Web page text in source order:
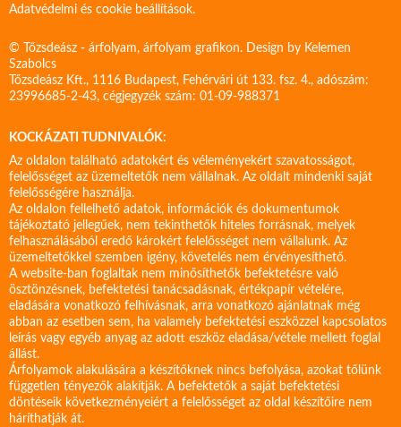
Adatvédelmi és cookie beállítások.
© Tőzsdeász - árfolyam, árfolyam grafikon. Design by Kelemen
Szabolcs
Tőzsdeász Kft., 1116 Budapest, Fehérvári út 133. fsz. 4., adószám:
23996685-2-43, cégjegyzék szám: 01-09-988371
KOCKÁZATI TUDNIVALÓK:
Az oldalon található adatokért és véleményekért szavatosságot,
felelősséget az üzemeltetők nem vállalnak. Az oldalt mindenki saját
felelősségére használja.
Az oldalon fellelhető adatok, információk és dokumentumok
tájékoztató jellegűek, nem tekinthetők hiteles forrásnak, melyek
felhasználásából eredő károkért felelősséget nem vállalunk. Az
üzemeltetőkkel szemben igény, követelés nem érvényesíthető.
A website-ban foglaltak nem minősíthetők befektetésre való
ösztönzésnek, befektetési tanácsadásnak, értékpapír vételére,
eladására vonatkozó felhívásnak, arra vonatkozó ajánlatnak még
abban az esetben sem, ha valamely befektetési eszközzel kapcsolatos
leírás vagy egyéb anyag az adott eszköz eladása/vétele mellett foglal
állást.
Árfolyamok alakulására a készítőknek nincs befolyása, azokat tőlünk
független tényezők alakítják. A befektetők a saját befektetési
döntéseik következményeiért a felelősséget az oldal készítőire nem
háríthatják át.